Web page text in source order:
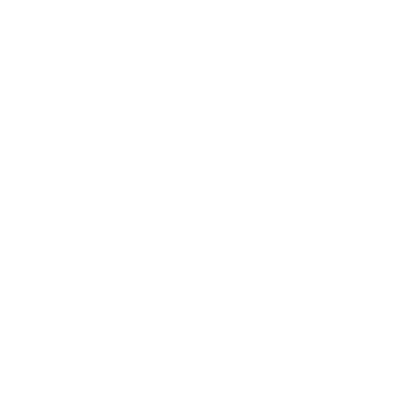
き作成されるも
をご了承くださ
ようお願いしま
にご登録され
社の共同利用者
とをご了承くだ
1000ppm以下、
) : 1000ppm、
、
ない年数を意
要な手段を講じ
通知します。
ムロン制御